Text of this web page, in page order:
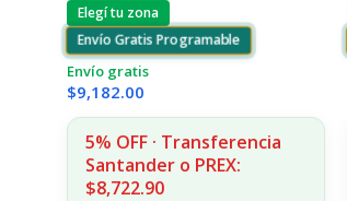
Elegí tu zona
Envío Gratis Programable
Envío gratis
$9,182.00
5% OFF · Transferencia
Santander o PREX:
$8,722.90